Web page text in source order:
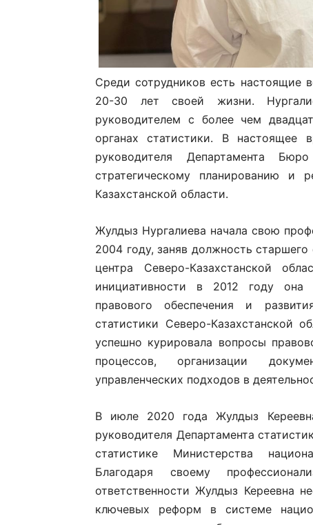
Среди сотрудников есть настоящие
20-30 лет своей жизни.
руководителем с более чем
органах статистики. В настоящее
руководителя Департамента
стратегическому планированию и
Казахстанской области.
Жулдыз Нургалиева начала свою
2004 году, заняв должность
центра Северо-Казахстанской
инициативности в 2012 году она
правового обеспечения и
статистики Северо-Казахстанской
успешно курировала вопросы
процессов, организации
управленческих подходов в
В июле 2020 года Жулдыз
руководителя Департамента
статистике Министерства
Благодаря своему
ответственности Жулдыз Кереевна
ключевых реформ в системе